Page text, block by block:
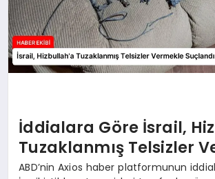
İddialara Göre İsrail,
Tuzaklanmış Telsizler
ABD’nin Axios haber platformunun